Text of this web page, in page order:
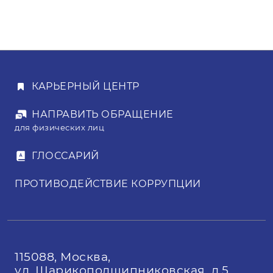
электронных торгов, где
выигравший.
КАРЬЕРНЫЙ ЦЕНТР
НАПРАВИТЬ ОБРАЩЕНИЕ
для физических лиц
ГЛОССАРИЙ
ПРОТИВОДЕЙСТВИЕ КОРРУПЦИИ
115088, Москва,
ул. Шарикоподшипниковская, д.5